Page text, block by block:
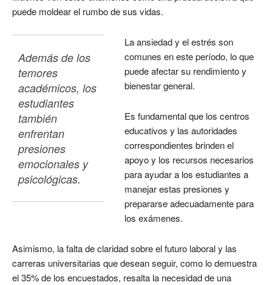
puede moldear el rumbo de sus vidas.
Además de los
temores
académicos, los
estudiantes
también
enfrentan
presiones
emocionales y
psicológicas.
La ansiedad y el estrés son
comunes en este período, lo que
puede afectar su rendimiento y
bienestar general.
Es fundamental que los centros
educativos y las autoridades
correspondientes brinden el
apoyo y los recursos necesarios
para ayudar a los estudiantes a
manejar estas presiones y
prepararse adecuadamente para
los exámenes.
Asimismo, la falta de claridad sobre el futuro laboral y las
carreras universitarias que desean seguir, como lo demuestra
el 35% de los encuestados, resalta la necesidad de una